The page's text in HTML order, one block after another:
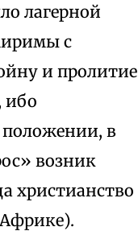
лагерной
с
и пролитие
ибо
положении, в
возник
христианство